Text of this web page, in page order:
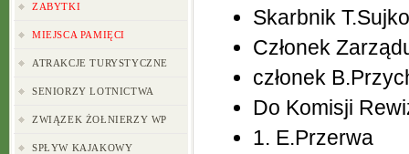
ZABYTKI
MIEJSCA PAMIĘCI
ATRAKCJE TURYSTYCZNE
SENIORZY LOTNICTWA
ZWIĄZEK ŻOŁNIERZY WP
SPŁYW KAJAKOWY
Skarbnik
Członek
członek
Do Komisji
1. E.Przerwa